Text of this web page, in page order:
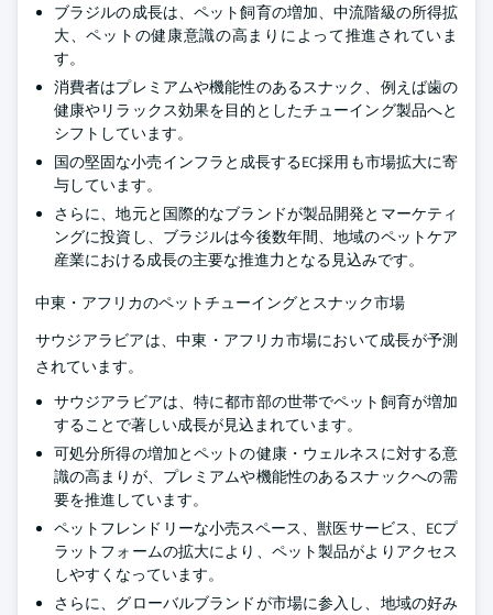
ブラジルの成長は、ペット飼育の増加、中流階級の所得拡
大、ペットの健康意識の高まりによって推進されていま
す。
消費者はプレミアムや機能性のあるスナック、例えば歯の
健康やリラックス効果を目的としたチューイング製品へと
シフトしています。
国の堅固な小売インフラと成長するEC採用も市場拡大に寄
与しています。
さらに、地元と国際的なブランドが製品開発とマーケティ
ングに投資し、ブラジルは今後数年間、地域のペットケア
産業における成長の主要な推進力となる見込みです。
中東・アフリカのペットチューイングとスナック市場
サウジアラビアは、中東・アフリカ市場において成長が予測
されています。
サウジアラビアは、特に都市部の世帯でペット飼育が増加
することで著しい成長が見込まれています。
可処分所得の増加とペットの健康・ウェルネスに対する意
識の高まりが、プレミアムや機能性のあるスナックへの需
要を推進しています。
ペットフレンドリーな小売スペース、獣医サービス、ECプ
ラットフォームの拡大により、ペット製品がよりアクセス
しやすくなっています。
さらに、グローバルブランドが市場に参入し、地域の好み